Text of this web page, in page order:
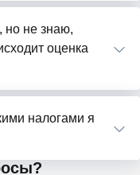
но не знаю,
оценка
налогами я